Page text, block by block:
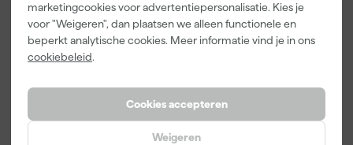
marketingcookies voor advertentiepersonalisatie. Kies je
voor "Weigeren", dan plaatsen we alleen functionele en
beperkt analytische cookies. Meer informatie vind je in ons
cookiebeleid.
Cookies accepteren
Weigeren
3,99
incl. BTW
22,00
incl. BTW
3,99
incl. BTW